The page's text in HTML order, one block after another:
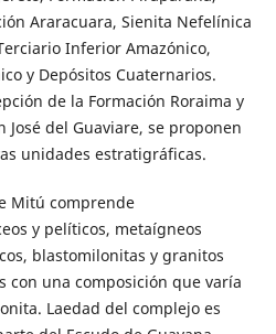
Araracuara, Sienita Nefelínica
Inferior Amazónico,
y Depósitos Cuaternarios.
de la Formación Roraima y
José del Guaviare, se proponen
unidades estratigráficas.
Mitú comprende
y pelíticos, metaígneos
blastomilonitas y granitos
con una composición que varía
Laedad del complejo es